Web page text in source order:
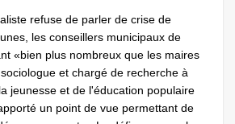
refuse de parler de crise de
les conseillers municipaux de
«bien plus nombreux que les maires
et chargé de recherche à
jeunesse et de l'éducation populaire
un point de vue permettant de